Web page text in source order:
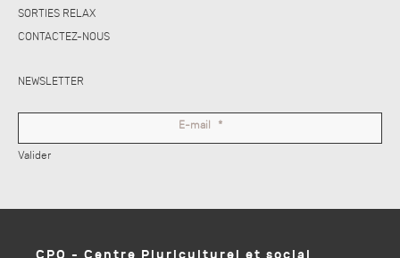
SORTIES RELAX
CONTACTEZ-NOUS
NEWSLETTER
E-mail *
Valider
CPO - Centre Pluriculturel et social